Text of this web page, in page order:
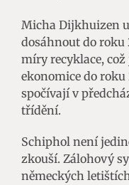
Micha Dijkhuizen
dosáhnout do roku
míry recyklace,
ekonomice do
spočívají v
třídění.
Schiphol není
zkouší. Zálohový
německých